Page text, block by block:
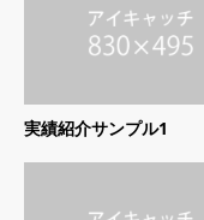
実績紹介サンプル1